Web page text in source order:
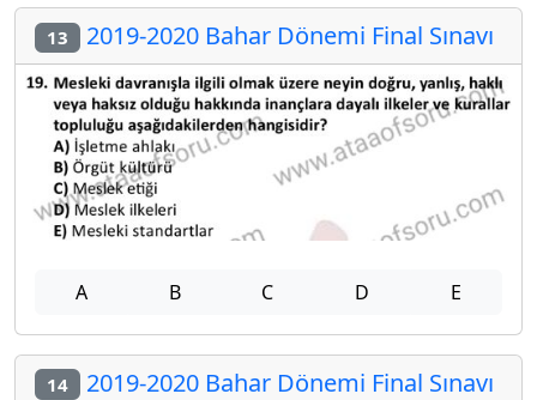
13 2019-2020 Bahar Dönemi Final Sınavı
A B C D E
14 2019-2020 Bahar Dönemi Final Sınavı